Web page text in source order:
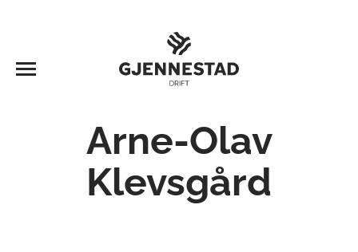
Arne-Olav
Klevsgård